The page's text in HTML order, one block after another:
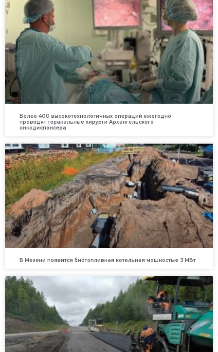
Более 400 высокотехнологичных операций ежегодно
проводят торакальные хирурги Архангельского
онкодиспансера
В Мезени появится биотопливная котельная мощностью 3 МВт